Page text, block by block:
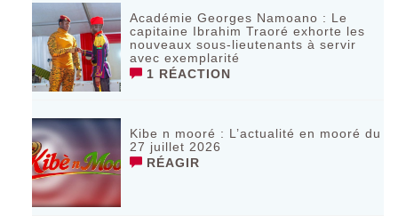
Académie Georges Namoano : Le
capitaine Ibrahim Traoré exhorte les
nouveaux sous-lieutenants à servir
avec exemplarité
1 RÉACTION
Kibe n mooré : L’actualité en mooré du
27 juillet 2026
RÉAGIR